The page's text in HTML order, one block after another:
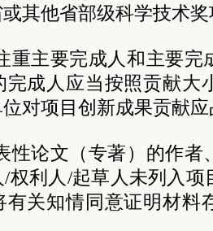
其他省部级科学技术
重主要完成人和主要完
完成人应当按照贡献大
对项目创新成果贡献
性论文（专著）的作者
权利人/起草人未列入
有关知情同意证明材料